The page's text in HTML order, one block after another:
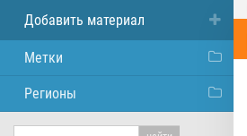
Добавить материал
Метки
Регионы